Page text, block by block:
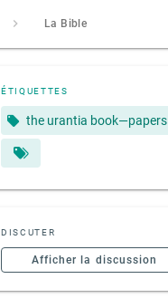
La Bible
ÉTIQUETTES
the urantia book—papers
DISCUTER
Afficher la discussion